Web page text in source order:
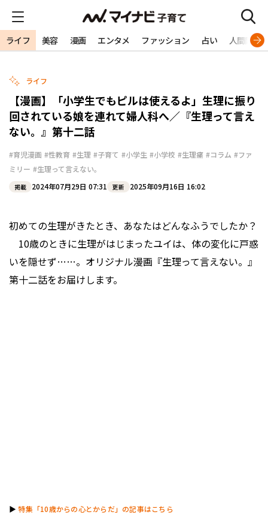
ライフ 美容 漫画 エンタメ ファッション 占い 人間関係
ライフ
【漫画】「小学生でもピルは使えるよ」生理に振り
回されている娘を連れて婦人科へ／『生理って言え
ない。』第十二話
#育児漫画 #性教育 #生理 #子育て #小学生 #小学校 #生理痛 #コラム #ファ
ミリー #生理って言えない。
掲載 2024年07月29日 07:31 更新 2025年09月16日 16:02
初めての生理がきたとき、あなたはどんなふうでしたか？
10歳のときに生理がはじまったユイは、体の変化に戸惑
いを隠せず……。オリジナル漫画『生理って言えない。』
第十二話をお届けします。
▶︎ 特集「10歳からの心とからだ」の記事はこちら